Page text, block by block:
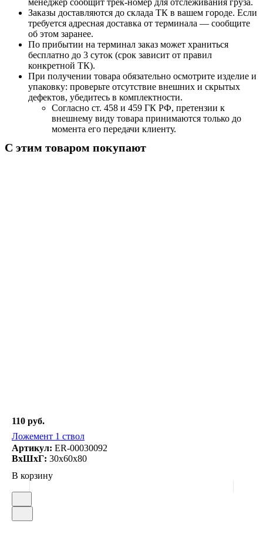
менеджер сообщит трек-номер для отслеживания груза.
Заказы доставляются до склада ТК в вашем городе. Если
требуется адресная доставка от терминала — сообщите
об этом заранее.
По прибытии на терминал заказ может храниться
бесплатно до 3 суток (срок зависит от правил
конкретной ТК).
При получении товара обязательно осмотрите изделие и
упаковку: проверьте отсутствие внешних и скрытых
дефектов, убедитесь в комплектности.
Согласно ст. 458 и 459 ГК РФ, претензии к
внешнему виду товара принимаются только до
момента его передачи клиенту.
С этим товаром покупают
110 руб.
Ложемент 1 ствол
Артикул: ER-00030092
ВxШxГ: 30x60x80
В корзину